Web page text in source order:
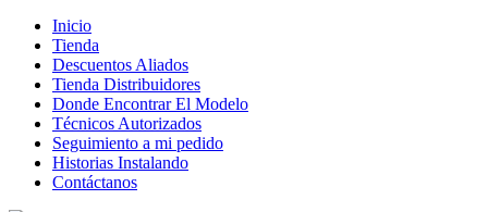
Inicio
Tienda
Descuentos Aliados
Tienda Distribuidores
Donde Encontrar El Modelo
Técnicos Autorizados
Seguimiento a mi pedido
Historias Instalando
Contáctanos